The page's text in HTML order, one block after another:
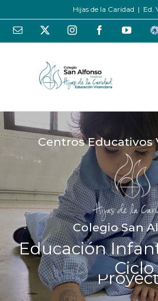
al
contenido
Hijas de la Caridad | Ed.
Correo
InstagramFacebook
Centros Educativos
Colegio San
Educación
Ciclo